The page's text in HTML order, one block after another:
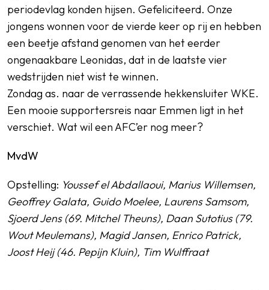
periodevlag konden hijsen. Gefeliciteerd. Onze
jongens wonnen voor de vierde keer op rij en hebben
een beetje afstand genomen van het eerder
ongenaakbare Leonidas, dat in de laatste vier
wedstrijden niet wist te winnen.
Zondag as. naar de verrassende hekkensluiter WKE.
Een mooie supportersreis naar Emmen ligt in het
verschiet. Wat wil een AFC’er nog meer?
MvdW
Opstelling: Youssef el Abdallaoui, Marius Willemsen,
Geoffrey Galata, Guido Moelee, Laurens Samsom,
Sjoerd Jens (69. Mitchel Theuns), Daan Sutotius (79.
Wout Meulemans), Magid Jansen, Enrico Patrick,
Joost Heij (46. Pepijn Kluin), Tim Wulffraat